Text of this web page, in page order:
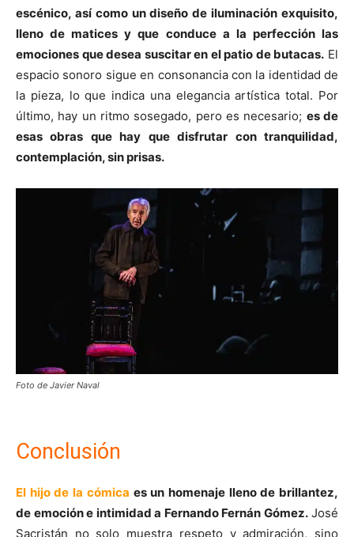
escénico, así como un diseño de iluminación exquisito,
lleno de matices y que conduce a la perfección las
emociones que desea suscitar en el patio de butacas. El
espacio sonoro sigue en consonancia con la identidad de
la pieza, lo que indica una elegancia artística total. Por
último, hay un ritmo sosegado, pero es necesario; es de
esas obras que hay que disfrutar con tranquilidad,
contemplación, sin prisas.
Foto de Javier Naval
Conclusión
El hijo de la cómica es un homenaje lleno de brillantez,
de emoción e intimidad a Fernando Fernán Gómez.José
Sacristán no solo muestra respeto y admiración, sino